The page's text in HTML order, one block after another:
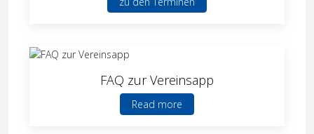
FAQ zur Vereinsapp
Read more